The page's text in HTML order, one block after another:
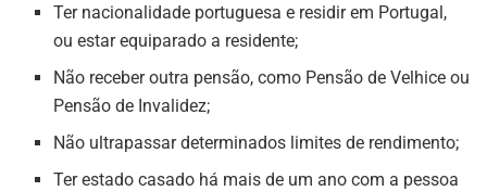
Ter nacionalidade portuguesa e residir em Portugal,
ou estar equiparado a residente;
Não receber outra pensão, como Pensão de Velhice ou
Pensão de Invalidez;
Não ultrapassar determinados limites de rendimento;
Ter estado casado há mais de um ano com a pessoa